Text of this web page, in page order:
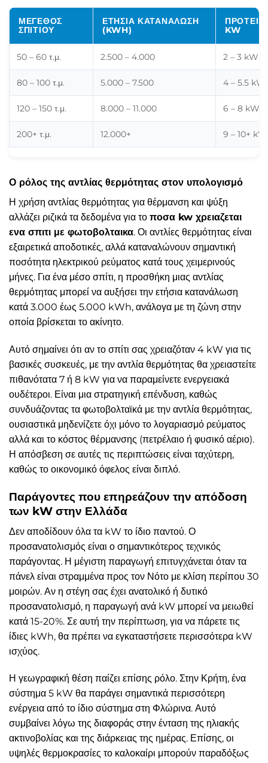
ΜΈΓΕΘΟΣ
ΣΠΙΤΙΟΎ
ΕΤΉΣΙΑ ΚΑΤΑΝΆΛΩΣΗ
(KWH)
KW
50 – 60 τ.μ. 2.500 – 4.000 2 – 3 kW
80 – 100 τ.μ. 5.000 – 7.500 4 – 5.5 kW
120 – 150 τ.μ. 8.000 – 11.000 6 – 8 kW
200+ τ.μ. 12.000+ 9 – 10+ kW
Ο ρόλος της αντλίας θερμότητας στον υπολογισμό
Η χρήση αντλίας θερμότητας για θέρμανση και ψύξη
αλλάζει ριζικά τα δεδομένα για το ποσα kw χρειαζεται
ενα σπιτι με φωτοβολταικα. Οι αντλίες θερμότητας είναι
εξαιρετικά αποδοτικές, αλλά καταναλώνουν σημαντική
ποσότητα ηλεκτρικού ρεύματος κατά τους χειμερινούς
μήνες. Για ένα μέσο σπίτι, η προσθήκη μιας αντλίας
θερμότητας μπορεί να αυξήσει την ετήσια κατανάλωση
κατά 3.000 έως 5.000 kWh, ανάλογα με τη ζώνη στην
οποία βρίσκεται το ακίνητο.
Αυτό σημαίνει ότι αν το σπίτι σας χρειαζόταν 4 kW για τις
βασικές συσκευές, με την αντλία θερμότητας θα χρειαστείτε
πιθανότατα 7 ή 8 kW για να παραμείνετε ενεργειακά
ουδέτεροι. Είναι μια στρατηγική επένδυση, καθώς
συνδυάζοντας τα φωτοβολταϊκά με την αντλία θερμότητας,
ουσιαστικά μηδενίζετε όχι μόνο το λογαριασμό ρεύματος
αλλά και το κόστος θέρμανσης (πετρέλαιο ή φυσικό αέριο).
Η απόσβεση σε αυτές τις περιπτώσεις είναι ταχύτερη,
καθώς το οικονομικό όφελος είναι διπλό.
Παράγοντες που επηρεάζουν την απόδοση
των kW στην Ελλάδα
Δεν αποδίδουν όλα τα kW το ίδιο παντού. Ο
προσανατολισμός είναι ο σημαντικότερος τεχνικός
παράγοντας. Η μέγιστη παραγωγή επιτυγχάνεται όταν τα
πάνελ είναι στραμμένα προς τον Νότο με κλίση περίπου 30
μοιρών. Αν η στέγη σας έχει ανατολικό ή δυτικό
προσανατολισμό, η παραγωγή ανά kW μπορεί να μειωθεί
κατά 15-20%. Σε αυτή την περίπτωση, για να πάρετε τις
ίδιες kWh, θα πρέπει να εγκαταστήσετε περισσότερα kW
ισχύος.
Η γεωγραφική θέση παίζει επίσης ρόλο. Στην Κρήτη, ένα
σύστημα 5 kW θα παράγει σημαντικά περισσότερη
ενέργεια από το ίδιο σύστημα στη Φλώρινα. Αυτό
συμβαίνει λόγω της διαφοράς στην ένταση της ηλιακής
ακτινοβολίας και της διάρκειας της ημέρας. Επίσης, οι
υψηλές θερμοκρασίες το καλοκαίρι μπορούν παραδόξως